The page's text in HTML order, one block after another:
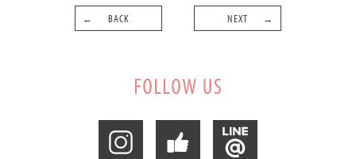
BACK NEXT